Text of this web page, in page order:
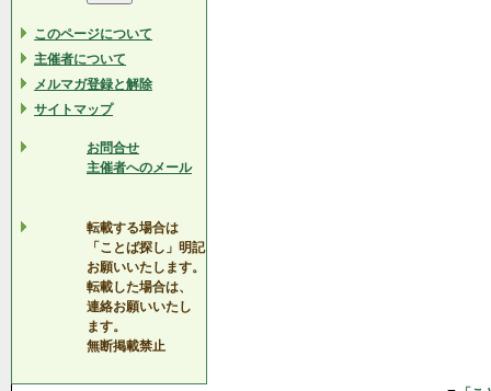
このページについて
主催者について
メルマガ登録と解除
サイトマップ
お問合せ
主催者へのメール
転載する場合は
「ことば探し」明記
お願いいたします。
転載した場合は、
連絡お願いいたし
ます。
無断掲載禁止